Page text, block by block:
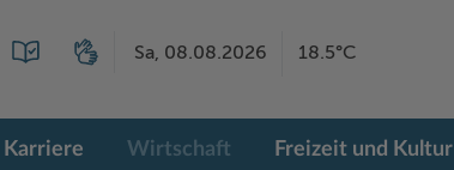
Sa, 08.08.2026 18.5°C
Karriere Wirtschaft Freizeit und Kultur